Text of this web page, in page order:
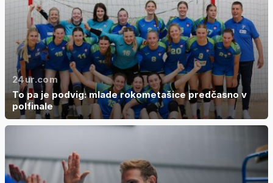
24ur.com
To pa je podvig: mlade rokometašice predčasno v
polfinale